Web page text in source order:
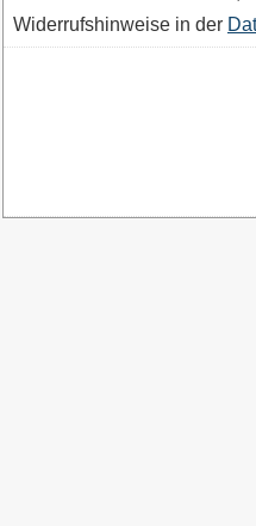
Widerrufshinweise in der